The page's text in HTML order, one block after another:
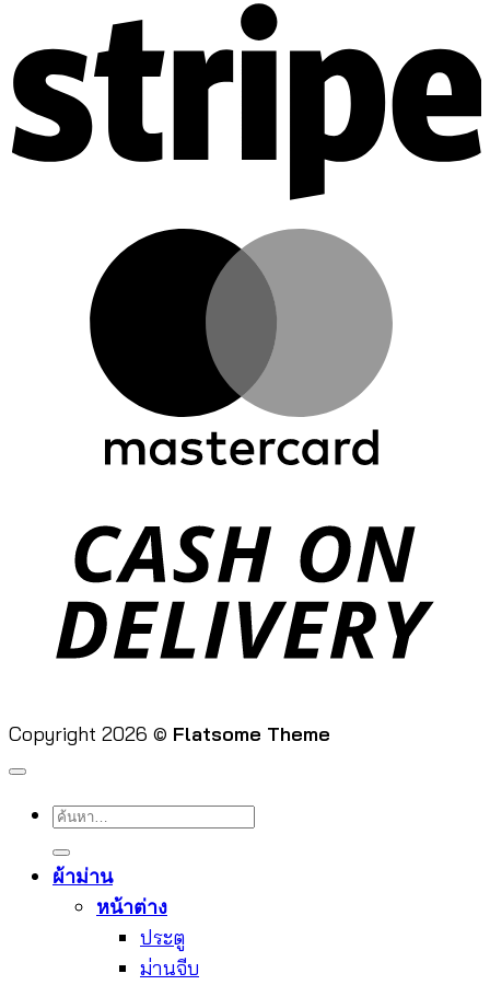
Copyright 2026 © Flatsome Theme
ค้นหา:
ผ้าม่าน
หน้าต่าง
ประตู
ม่านจีบ